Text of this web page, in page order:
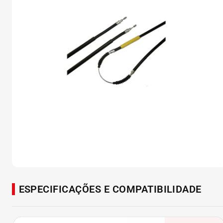
ESPECIFICAÇÕES E COMPATIBILIDADE